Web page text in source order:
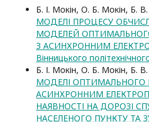
Б. І. Мокін, О. Б. Мокін, Б.
МОДЕЛІ ПРОЦЕСУ
МОДЕЛЕЙ
З АСИНХРОННИМ
Вінницького
Б. І. Мокін, О. Б. Мокін, Б.
МОДЕЛІ ОПТИМАЛЬНОГО
АСИНХРОННИМ
НАЯВНОСТІ НА ДОРОЗІ
НАСЕЛЕНОГО ПУНКТУ